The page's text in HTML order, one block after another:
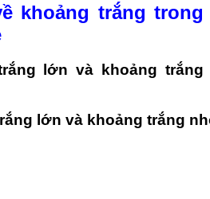
khoảng trắng trong
lớn và khoảng trắng